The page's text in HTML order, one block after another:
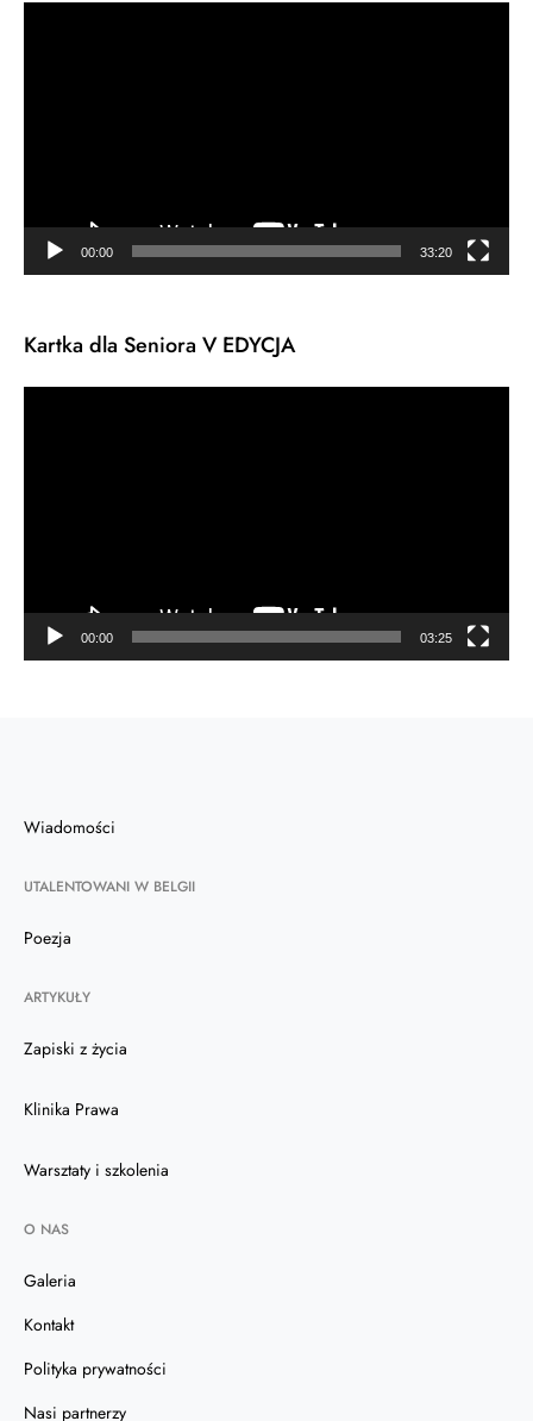
00:00 33:20
Kartka dla Seniora V EDYCJA
00:00 03:25
Wiadomości
UTALENTOWANI W BELGII
Poezja
ARTYKUŁY
Zapiski z życia
Klinika Prawa
Warsztaty i szkolenia
O NAS
Galeria
Kontakt
Polityka prywatności
Nasi partnerzy